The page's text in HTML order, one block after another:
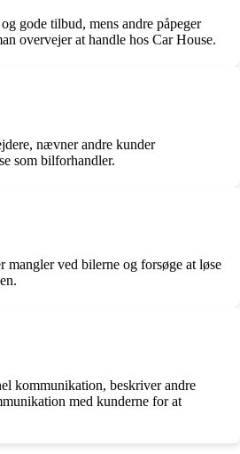
gode tilbud, mens andre påpeger
overvejer at handle hos Car House.
nævner andre kunder
som bilforhandler.
mangler ved bilerne og forsøge at løse
kommunikation, beskriver andre
med kunderne for at